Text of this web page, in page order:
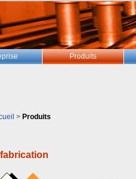
Produits
> Produits